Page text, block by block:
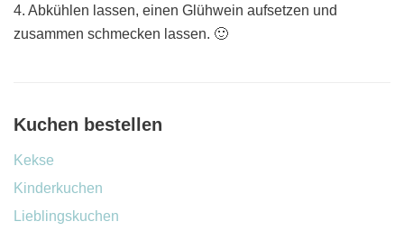
4. Abkühlen lassen, einen Glühwein aufsetzen und
zusammen schmecken lassen. 🙂
Kuchen bestellen
Kekse
Kinderkuchen
Lieblingskuchen